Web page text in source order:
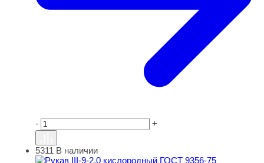
- +
Рукав III-9-2,0 кислородный ГОСТ 9356-75
5311 В наличии